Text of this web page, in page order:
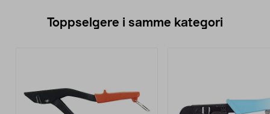
Toppselgere i samme kategori